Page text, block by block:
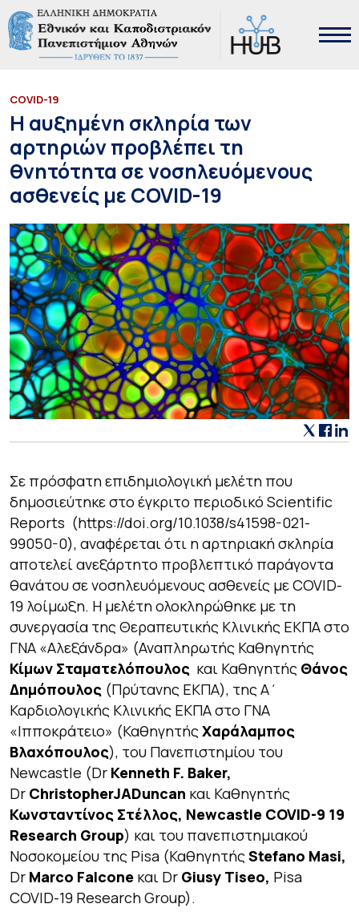
COVID-19
Η αυξημένη σκληρία των
αρτηριών προβλέπει τη
θνητότητα σε νοσηλευόμενους
ασθενείς με COVID-19
Σε πρόσφατη επιδημιολογική μελέτη που
δημοσιεύτηκε στο έγκριτο περιοδικό Scientific
Reports (https://doi.org/10.1038/s41598-021-
99050-0), αναφέρεται ότι η αρτηριακή σκληρία
αποτελεί ανεξάρτητο προβλεπτικό παράγοντα
θανάτου σε νοσηλευόμενους ασθενείς με COVID-
19 λοίμωξη. Η μελέτη ολοκληρώθηκε με τη
συνεργασία της Θεραπευτικής Κλινικής ΕΚΠΑ στο
ΓΝΑ «Αλεξάνδρα» (Αναπληρωτής Καθηγητής
Κίμων Σταματελόπουλος και Καθηγητής Θάνος
Δημόπουλος (Πρύτανης ΕΚΠΑ), της Α΄
Καρδιολογικής Κλινικής ΕΚΠΑ στο ΓΝΑ
«Ιπποκράτειο» (ΚαθηγητήςΧαράλαμπος
Βλαχόπουλος), του Πανεπιστημίου του
Newcastle (Dr Kenneth F. Baker,
Dr ChristopherJADuncan και Καθηγητής
Κωνσταντίνος Στέλλος, Newcastle COVID-9 19
Research Group) και του πανεπιστημιακού
Νοσοκομείου της Pisa (ΚαθηγητήςStefano Masi,
Dr Marco Falcone και Dr Giusy Tiseo, Pisa
COVID-19 Research Group).